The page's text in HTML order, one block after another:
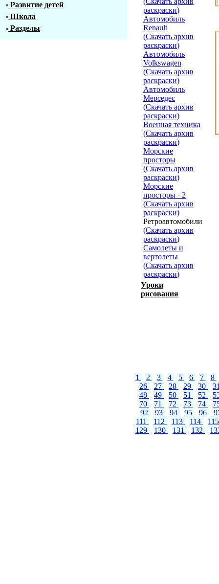
Развитие детей
Школа
Разделы
раскраски)
Автомобиль
Renault
(Скачать архив
раскраски)
Автомобиль
Volkswagen
(Скачать архив
раскраски)
Автомобиль
Мерседес
(Скачать архив
раскраски)
Военная техника
(Скачать архив
раскраски)
Морские
просторы
(Скачать архив
раскраски)
Морские
просторы - 2
(Скачать архив
раскраски)
Ретроавтомобили
(Скачать архив
раскраски)
Самолеты и
вертолеты
(Скачать архив
раскраски)
Уроки
рисования
1 2 3 4 5 6 7
8
26
27 28 29 30
48
49 50 51 52
70
71 72 73 74
92
93 94 95 96
111
112 113 114
129
130 131 132